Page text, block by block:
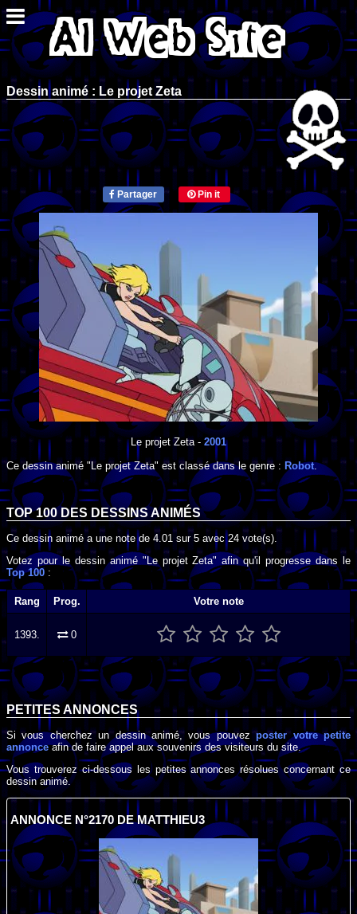
Dessin animé : Le projet Zeta
Partager Pin it
Le projet Zeta - 2001
Ce dessin animé "Le projet Zeta" est classé dans le genre : Robot.
TOP 100 DES DESSINS ANIMÉS
Ce dessin animé a une note de 4.01 sur 5 avec24 vote(s).
Votez pour le dessin animé "Le projet Zeta" afin qu'il progresse dans le
Top 100 :
Rang Prog. Votre note
1393. 0
PETITES ANNONCES
Si vous cherchez un dessin animé, vous pouvezposter votre petite
annonceafin de faire appel aux souvenirs des visiteurs du site.
Vous trouverez ci-dessous les petites annonces résolues concernant ce
dessin animé.
ANNONCE N°2170 DE MATTHIEU3